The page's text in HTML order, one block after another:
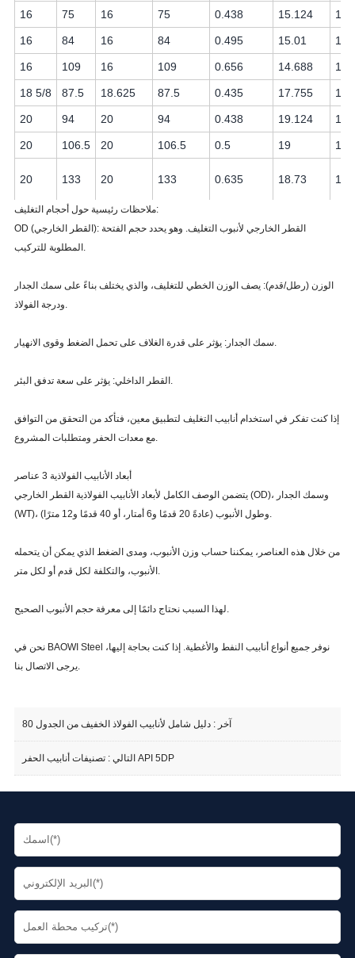
16 75 16 75 0.438 15.124
16 84 16 84 0.495 15.01
16 109 16 109 0.656 14.688
18 5/8 87.5 18.625 87.5 0.435 17.755
20 94 20 94 0.438 19.124
20 106.5 20 106.5 0.5 19
20 133 20 133 0.635 18.73
ملاحظات رئيسية حول أحجام التغليف:
OD (القطر الخارجي): القطر الخارجي لأنبوب التغليف. وهو يحدد حجم الفتحة
المطلوبة للتركيب.
الوزن (رطل/قدم): يصف الوزن الخطي للتغليف، والذي يختلف بناءً على سمك الجدار
ودرجة الفولاذ.
سمك الجدار: يؤثر على قدرة الغلاف على تحمل الضغط وقوى الانهيار.
القطر الداخلي: يؤثر على سعة تدفق البئر.
إذا كنت تفكر في استخدام أنابيب التغليف لتطبيق معين، فتأكد من التحقق من التوافق
مع معدات الحفر ومتطلبات المشروع.
أبعاد الأنابيب الفولاذية 3 عناصر
يتضمن الوصف الكامل لأبعاد الأنابيب الفولاذية القطر الخارجي (OD)، وسمك الجدار
(WT)، وطول الأنبوب (عادةً 20 قدمًا و6 أمتار، أو 40 قدمًا و12 مترًا).
من خلال هذه العناصر، يمكننا حساب وزن الأنبوب، ومدى الضغط الذي يمكن أن يتحمله
الأنبوب، والتكلفة لكل قدم أو لكل متر.
لهذا السبب نحتاج دائمًا إلى معرفة حجم الأنبوب الصحيح.
نحن في BAOWI Steel نوفر جميع أنواع أنابيب النفط والأغطية. إذا كنت بحاجة إليها،
يرجى الاتصال بنا.
آخر :دليل شامل لأنابيب الفولاذ الخفيف من الجدول 80
التالي : تصنيفات أنابيب الحفر API 5DP